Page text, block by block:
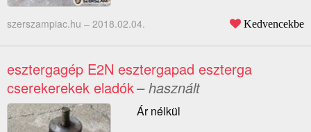
szerszampiac.hu – 2018.02.04. Kedvencekbe
esztergagép E2N esztergapad eszterga
cserekerekek eladók– használt
Ár nélkül